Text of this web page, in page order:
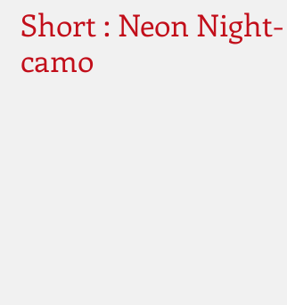
Short : Neon Night-
camo